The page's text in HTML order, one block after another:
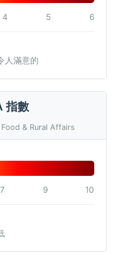
4 5 6
人滿意的
指數
& Rural Affairs
7 9 10